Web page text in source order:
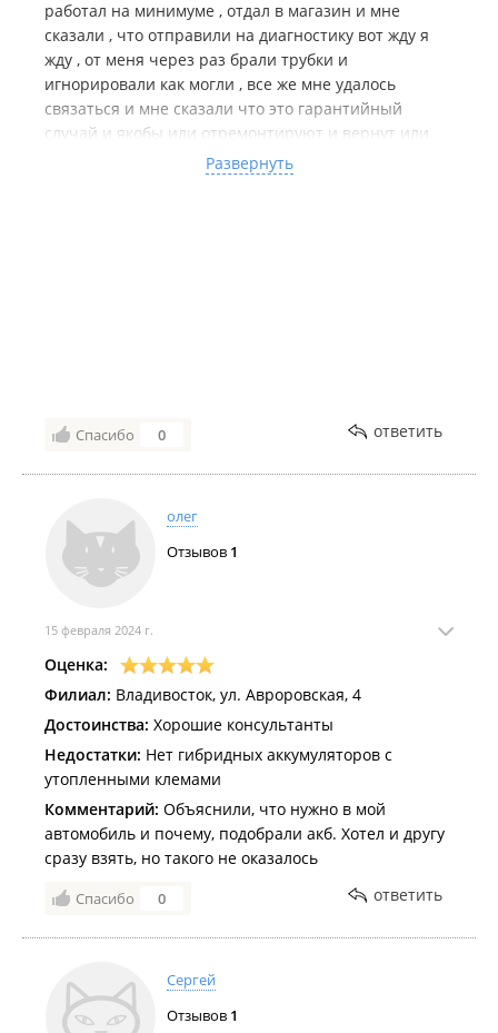
работал на минимуме , отдал в магазин и мне
сказали , что отправили на диагностику вот жду я
жду , от меня через раз брали трубки и
игнорировали как могли , все же мне удалось
связаться и мне сказали что это гарантийный
случай и якобы или отремонтируют и вернут или
дадут другой такой же , на что я сказал , что мне не
нужна эта модель и я хочу сделать возврат , после
Развернуть
Спасибо 0 ответить
олег
Отзывов 1
15 февраля 2024 г.
Оценка:
Филиал: Владивосток, ул. Авроровская, 4
Достоинства: Хорошие консультанты
Недостатки: Нет гибридных аккумуляторов с
утопленными клемами
Комментарий: Объяснили, что нужно в мой
автомобиль и почему, подобрали акб. Хотел и другу
сразу взять, но такого не оказалось
Спасибо 0 ответить
Сергей
Отзывов 1